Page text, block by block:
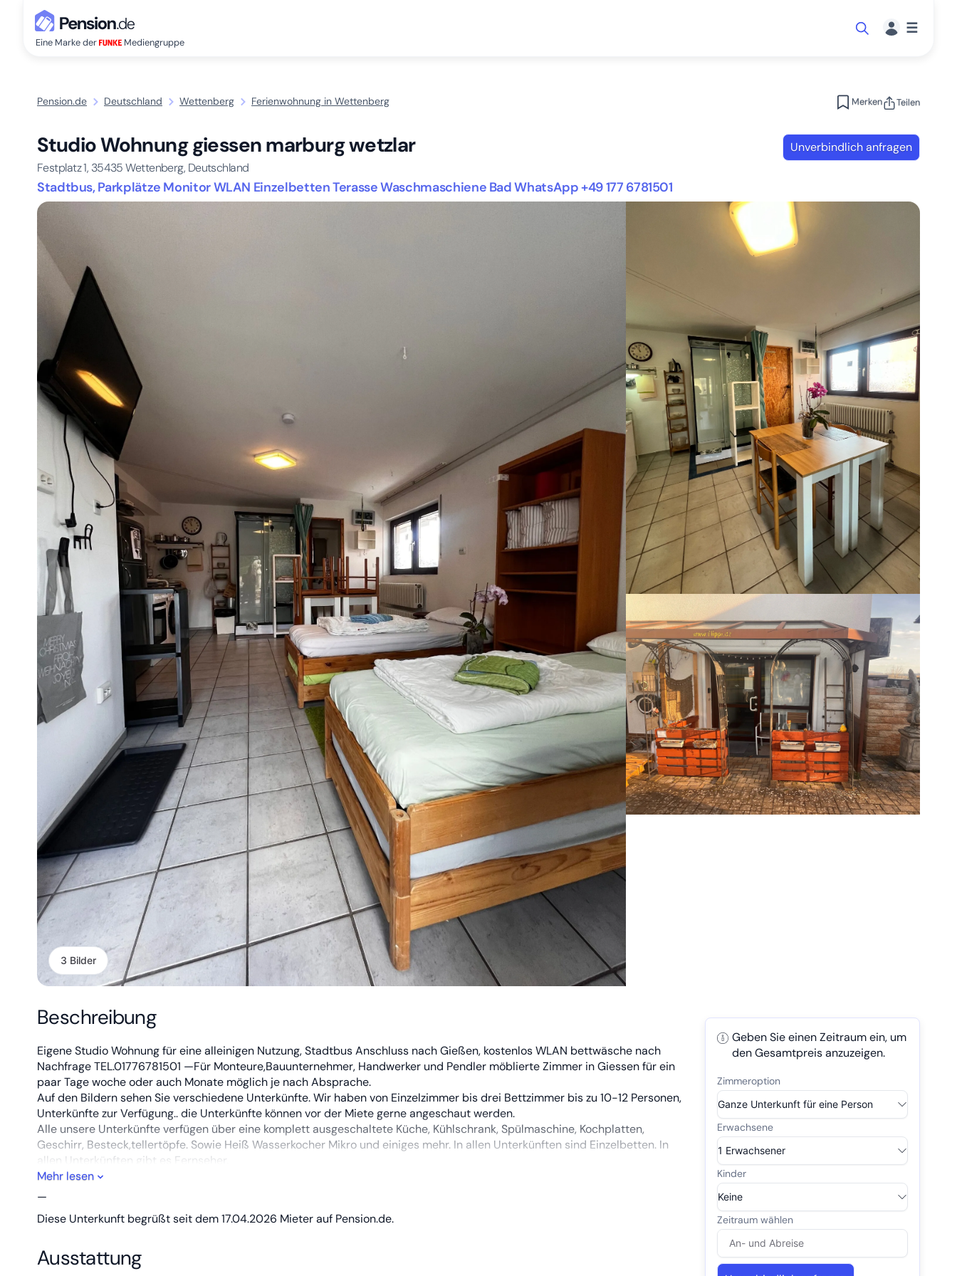
Eine Marke der Mediengruppe
☰
Pension.de Deutschland Wettenberg Ferienwohnung in Wettenberg Merken Teilen
Studio Wohnung giessen marburg wetzlar
Festplatz 1, 35435Wettenberg, Deutschland
Stadtbus, Parkplätze Monitor WLAN Einzelbetten Terasse Waschmaschiene Bad WhatsApp +49 177 6781501
Unverbindlich anfragen
3 Bilder
Beschreibung
Eigene Studio Wohnung für eine alleinigen Nutzung, Stadtbus Anschluss nach Gießen, kostenlos WLAN bettwäsche nach
Nachfrage TEL.01776781501 —Für Monteure,Bauunternehmer, Handwerker und Pendler möblierte Zimmer in Giessen für ein
paar Tage woche oder auch Monate möglich je nach Absprache.
Auf den Bildern sehen Sie verschiedene Unterkünfte. Wir haben von Einzelzimmer bis drei Bettzimmer bis zu 10-12 Personen,
Unterkünfte zur Verfügung.. die Unterkünfte können vor der Miete gerne angeschaut werden.
Alle unsere Unterkünfte verfügen über eine komplett ausgeschaltete Küche, Kühlschrank, Spülmaschine, Kochplatten,
Geschirr, Besteck,tellertöpfe. Sowie Heiß Wasserkocher Mikro und einiges mehr. In allen Unterkünften sind Einzelbetten. In
allen Unterkünften gibt es Fernseher.
Für jede Unterkunft gibt es einen privaten Außenbereich, wo die Personen dann rauchen dürfen im Gebäudeinneren ist das
Eine Reinigung fällt unter fünf Wochen immer an. Mieten Sie unsere Unterkünfte länger entfällt die Reinigungsgebühr.
Lebensmittelgeschäft sowie Getränkemarkt und Apotheke in circa 5 Minuten zu Fuß zu erreichen.
Autobahn Gießener Ring in circa 5 km Entfernung. Frankfurt 45 Minuten erreichbar und Marburg und Wetzlar jeweils 20
Mehr lesen
—
Diese Unterkunft begrüßt seit dem 17.04.2026 Mieter auf Pension.de.
Ausstattung
Geben Sie einen Zeitraum ein, um
den Gesamtpreis anzuzeigen.